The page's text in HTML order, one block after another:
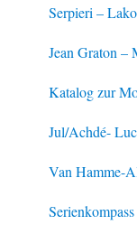
Serpieri –
Jean Graton –
Katalog zur
Jul/Achdé-
Van Hamme-